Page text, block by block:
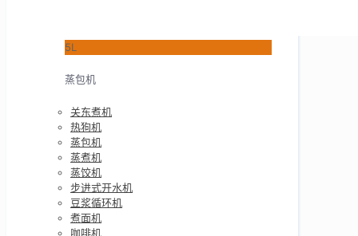
5L
蒸包机
关东煮机
热狗机
蒸包机
蒸煮机
蒸饺机
步进式开水机
豆浆循环机
煮面机
咖啡机